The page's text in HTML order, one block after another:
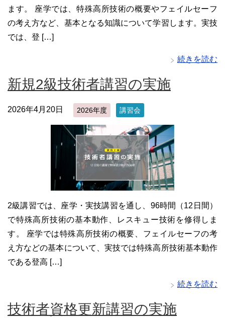
ます。 座学では、特殊高所技術の概要やフェイルセーフ
の考え方など、基本となる知識について学習します。実技
では、登 […]
続きを読む
新規2級技術者講習の実施
2026年4月20日 2026年度 講習会
2級講習では、座学・実技講習を通し、96時間（12日間）
で特殊高所技術の基本動作、レスキュー技術を修得しま
す。 座学では特殊高所技術の概要、フェイルセーフの考
え方などの基本について、実技では特殊高所技術基本動作
である登高 […]
続きを読む
技術者資格更新講習の実施